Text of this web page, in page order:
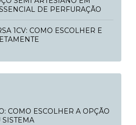
DE PERFURAÇÃO
SISTEMA